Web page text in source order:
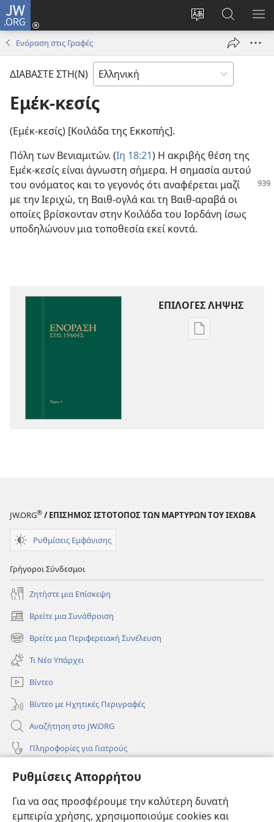
Ρυθμίσεις Απορρήτου
Για να σας προσφέρουμε την καλύτερη δυνατή
εμπειρία χρήσης, χρησιμοποιούμε cookies και
JW.ORG
Αλλαγή
γλώσσας
ιστότοπου
Σύνδεση
(ανοίγει
παράθυρο)
στο
JW.ORG
Ενόραση στις Γραφές
ΔΙΑΒΑΣΤΕ ΣΤΗ(Ν)
Εμέκ-κεσίς
(Εμέκ-κεσίς) [Κοιλάδα της Εκκοπής].
Πόλη των Βενιαμιτών. (Ιη 18:21) Η ακριβής θέση της
Εμέκ-κεσίς είναι άγνωστη σήμερα. Η σημασία αυτού
του ονόματος και το γεγονός ότι αναφέρεται μαζί
με την Ιεριχώ, τη Βαιθ-ογλά και τη Βαιθ-αραβά οι
οποίες βρίσκονταν στην Κοιλάδα του Ιορδάνη ίσως
υποδηλώνουν μια τοποθεσία εκεί κοντά.
ΕΠΙΛΟΓΕΣ ΛΗΨΗΣ
Επιλογές
JW.ORG® / ΕΠΙΣΗΜΟΣ ΙΣΤΟΤΟΠΟΣ ΤΩΝ ΜΑΡΤΥΡΩΝ ΤΟΥ ΙΕΧΩΒΑ
Ρυθμίσεις Εμφάνισης
Γρήγοροι Σύνδεσμοι
Ζητήστε μια Επίσκεψη
Βρείτε μια Συνάθροιση
(ανοίγει
νέο
παράθυρο)
Βρείτε μια Περιφερειακή Συνέλευση
(ανοίγει
νέο
παράθυρο)
Τι Νέο Υπάρχει
Βίντεο
Βίντεο με Ηχητικές Περιγραφές
Αναζήτηση στο JW.ORG
Πληροφορίες για Γιατρούς
Πληροφορίες για Επίσημους Φορείς και ΜΜΕ